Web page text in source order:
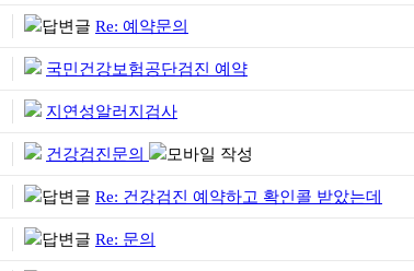
Re: 예약문의
국민건강보험공단검진 예약
지연성알러지검사
건강검진문의
Re: 건강검진 예약하고 확인콜 받았는데
Re: 문의